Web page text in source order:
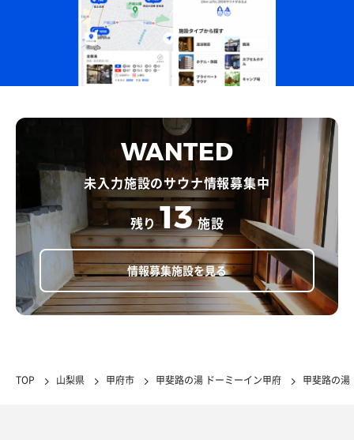
WANTED
未入力施設のサウナ情報募集中
残り 13 施設
情報募集施設を見る
TOP 山梨県 甲府市 甲斐路の湯 ドーミーイン甲府 甲斐路の湯